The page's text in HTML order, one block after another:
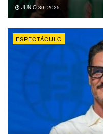
JUNIO 30, 2025
ESPECTÁCULO